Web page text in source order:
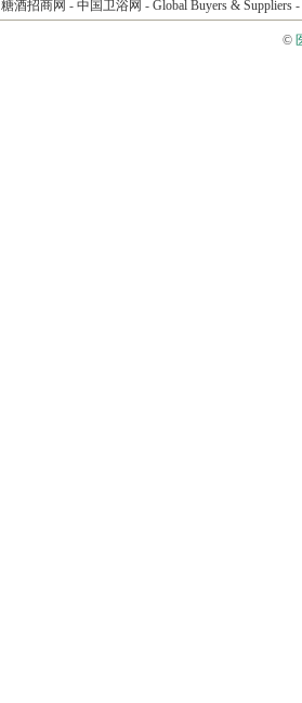
糖酒招商网 - 中国卫浴网 - Global Buyers & Suppliers -
©